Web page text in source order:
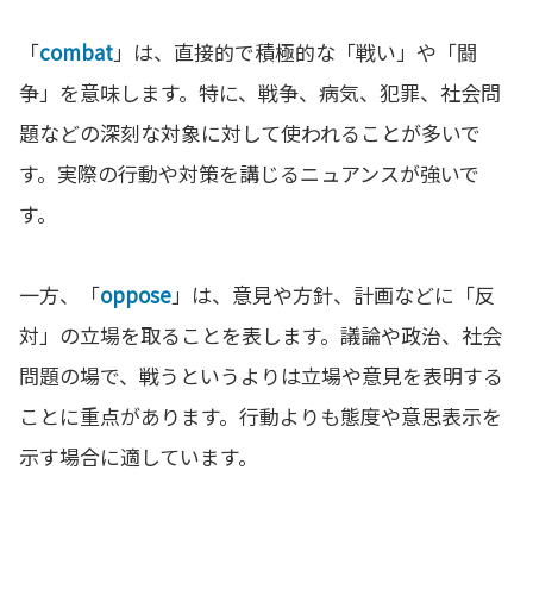
「combat」は、直接的で積極的な「戦い」や「闘
争」を意味します。特に、戦争、病気、犯罪、社会問
題などの深刻な対象に対して使われることが多いで
す。実際の行動や対策を講じるニュアンスが強いで
す。
一方、「oppose」は、意見や方針、計画などに「反
対」の立場を取ることを表します。議論や政治、社会
問題の場で、戦うというよりは立場や意見を表明する
ことに重点があります。行動よりも態度や意思表示を
示す場合に適しています。